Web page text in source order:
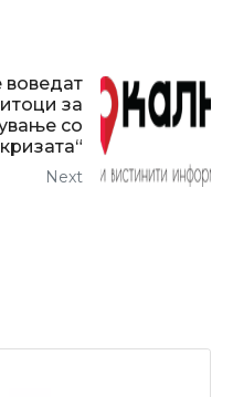
воведат
за
со
кризата“
Next